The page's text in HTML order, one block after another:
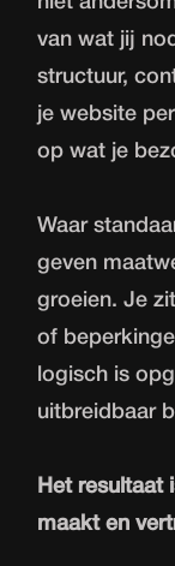
van wat jij
structuur,
je website
op wat je
Waar
geven
groeien. Je
of
logisch is
uitbreidbaar
Het resultaat
maakt en